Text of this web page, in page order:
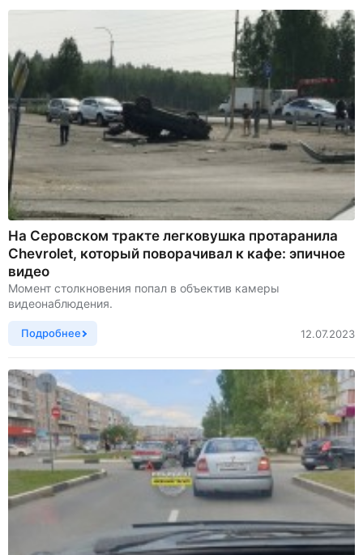
На Серовском тракте легковушка протаранила
Chevrolet, который поворачивал к кафе: эпичное
видео
Момент столкновения попал в объектив камеры
видеонаблюдения.
Подробнее 12.07.2023